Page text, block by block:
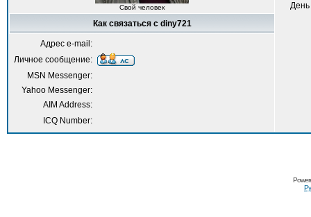
Свой человек
Как связаться с diny721
Адрес e-mail:
Личное сообщение:
MSN Messenger:
Yahoo Messenger:
AIM Address:
ICQ Number: